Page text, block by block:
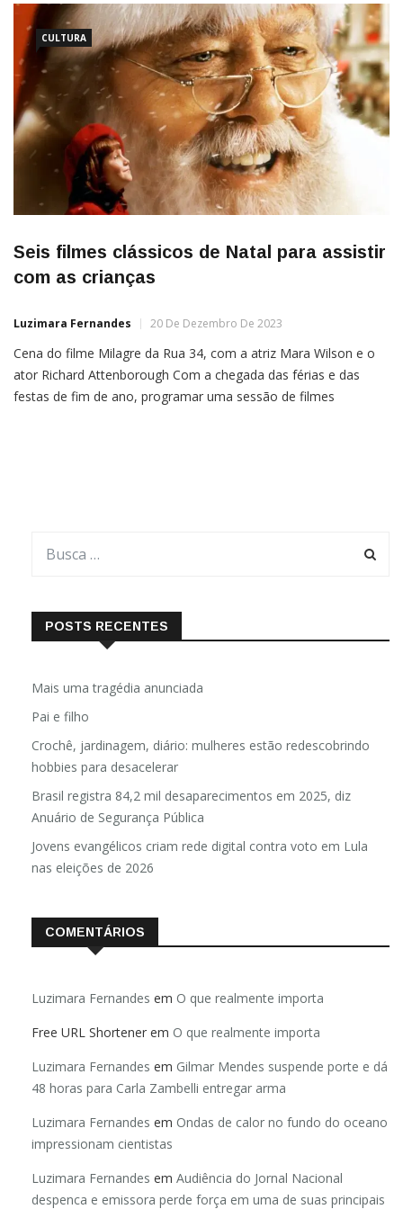
CULTURA
Seis filmes clássicos de Natal para assistir
com as crianças
Luzimara Fernandes 20 De Dezembro De 2023
Cena do filme Milagre da Rua 34, com a atriz Mara Wilson e o
ator Richard Attenborough Com a chegada das férias e das
festas de fim de ano, programar uma sessão de filmes
POSTS RECENTES
Mais uma tragédia anunciada
Pai e filho
Crochê, jardinagem, diário: mulheres estão redescobrindo
hobbies para desacelerar
Brasil registra 84,2 mil desaparecimentos em 2025, diz
Anuário de Segurança Pública
Jovens evangélicos criam rede digital contra voto em Lula
nas eleições de 2026
COMENTÁRIOS
Luzimara Fernandes em O que realmente importa
Free URL Shortener em O que realmente importa
Luzimara Fernandes em Gilmar Mendes suspende porte e dá
48 horas para Carla Zambelli entregar arma
Luzimara Fernandes em Ondas de calor no fundo do oceano
impressionam cientistas
Luzimara Fernandes em Audiência do Jornal Nacional
despenca e emissora perde força em uma de suas principais